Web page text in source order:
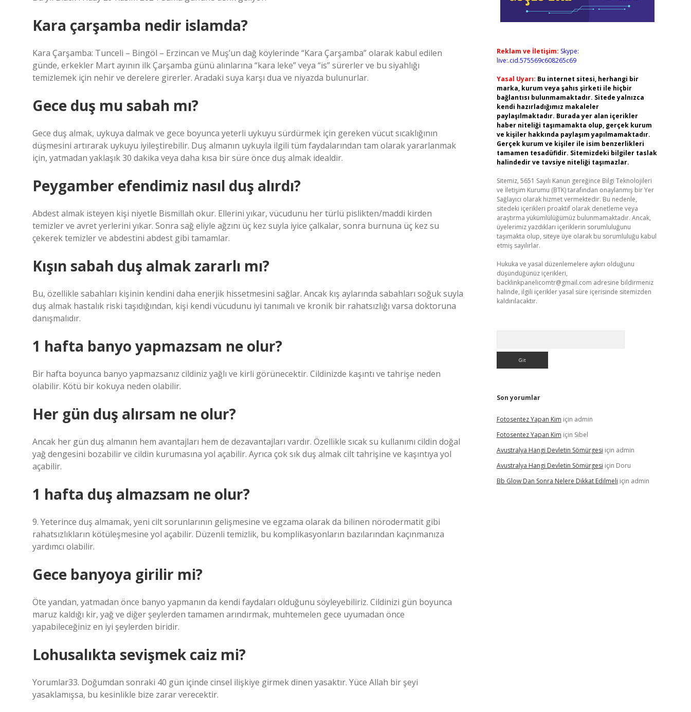
Kara çarşamba nedir islamda?
Kara Çarşamba: Tunceli – Bingöl – Erzincan ve Muş’un dağ köylerinde “Kara Çarşamba” olarak kabul edilen
günde, erkekler Mart ayının ilk Çarşamba günü alınlarına “kara leke” veya “is” sürerler ve bu siyahlığı
temizlemek için nehir ve derelere girerler. Aradaki suya karşı dua ve niyazda bulunurlar.
Gece duş mu sabah mı?
Gece duş almak, uykuya dalmak ve gece boyunca yeterli uykuyu sürdürmek için gereken vücut sıcaklığının
düşmesini artırarak uykuyu iyileştirebilir. Duş almanın uykuyla ilgili tüm faydalarından tam olarak yararlanmak
için, yatmadan yaklaşık 30 dakika veya daha kısa bir süre önce duş almak idealdir.
Peygamber efendimiz nasıl duş alırdı?
Abdest almak isteyen kişi niyetle Bismillah okur. Ellerini yıkar, vücudunu her türlü pislikten/maddi kirden
temizler ve avret yerlerini yıkar. Sonra sağ eliyle ağzını üç kez suyla iyice çalkalar, sonra burnuna üç kez su
çekerek temizler ve abdestini abdest gibi tamamlar.
Kışın sabah duş almak zararlı mı?
Bu, özellikle sabahları kişinin kendini daha enerjik hissetmesini sağlar. Ancak kış aylarında sabahları soğuk suyla
duş almak hastalık riski taşıdığından, kişi kendi vücudunu iyi tanımalı ve kronik bir rahatsızlığı varsa doktoruna
danışmalıdır.
1 hafta banyo yapmazsam ne olur?
Bir hafta boyunca banyo yapmazsanız cildiniz yağlı ve kirli görünecektir. Cildinizde kaşıntı ve tahrişe neden
olabilir. Kötü bir kokuya neden olabilir.
Her gün duş alırsam ne olur?
Ancak her gün duş almanın hem avantajları hem de dezavantajları vardır. Özellikle sıcak su kullanımı cildin doğal
yağ dengesini bozabilir ve cildin kurumasına yol açabilir. Ayrıca çok sık duş almak cilt tahrişine ve kaşıntıya yol
açabilir.
1 hafta duş almazsam ne olur?
9. Yeterince duş almamak, yeni cilt sorunlarının gelişmesine ve egzama olarak da bilinen nörodermatit gibi
rahatsızlıkların kötüleşmesine yol açabilir. Düzenli temizlik, bu komplikasyonların bazılarından kaçınmanıza
yardımcı olabilir.
Gece banyoya girilir mi?
Öte yandan, yatmadan önce banyo yapmanın da kendi faydaları olduğunu söyleyebiliriz. Cildinizi gün boyunca
maruz kaldığı kir, yağ ve diğer şeylerden tamamen arındırmak, muhtemelen gece uyumadan önce
yapabileceğiniz en iyi şeylerden biridir.
Lohusalıkta sevişmek caiz mi?
Yorumlar33. Doğumdan sonraki 40 gün içinde cinsel ilişkiye girmek dinen yasaktır. Yüce Allah bir şeyi
yasaklamışsa, bu kesinlikle bize zarar verecektir.
Reklam ve İletişim: Skype:
live:.cid.575569c608265c69
Yasal Uyarı: Bu internet sitesi, herhangi bir
marka, kurum veya şahıs şirketi ile hiçbir
bağlantısı bulunmamaktadır. Sitede yalnızca
kendi hazırladığımız makaleler
paylaşılmaktadır. Burada yer alan içerikler
haber niteliği taşımamakta olup, gerçek kurum
ve kişiler hakkında paylaşım yapılmamaktadır.
Gerçek kurum ve kişiler ile isim benzerlikleri
tamamen tesadüfidir. Sitemizdeki bilgiler taslak
halindedir ve tavsiye niteliği taşımazlar.
Sitemiz, 5651 Sayılı Kanun gereğince Bilgi Teknolojileri
ve İletişim Kurumu (BTK) tarafından onaylanmış bir Yer
Sağlayıcı olarak hizmet vermektedir. Bu nedenle,
sitedeki içerikleri proaktif olarak denetleme veya
araştırma yükümlülüğümüz bulunmamaktadır. Ancak,
üyelerimiz yazdıkları içeriklerin sorumluluğunu
taşımakta olup, siteye üye olarak bu sorumluluğu kabul
etmiş sayılırlar.
Hukuka ve yasal düzenlemelere aykırı olduğunu
düşündüğünüz içerikleri,
backlinkpanelicomtr@gmail.com adresine bildirmeniz
halinde, ilgili içerikler yasal süre içerisinde sitemizden
kaldırılacaktır.
Son yorumlar
Fotosentez Yapan Kim için admin
Fotosentez Yapan Kim için Sibel
Avustralya Hangi Devletin Sömürgesi için admin
Avustralya Hangi Devletin Sömürgesi için Doru
Bb Glow Dan Sonra Nelere Dikkat Edilmeli için admin